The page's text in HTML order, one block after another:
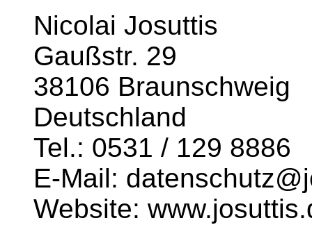
Nicolai Josuttis
Gaußstr. 29
38106 Braunschweig
Deutschland
Tel.: 0531 / 129 8886
E-Mail:
Website: